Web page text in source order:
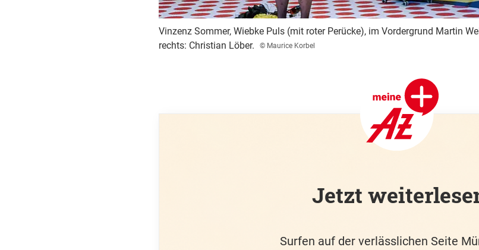
Vinzenz Sommer, Wiebke Puls (mit roter Perücke), im Vordergrund Martin
rechts: Christian Löber.
© Maurice Korbel
Jetzt
Surfen auf der verlässlichen Seite